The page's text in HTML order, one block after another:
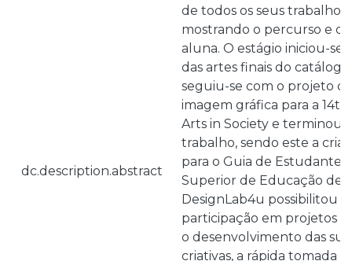
dc.description.abstract
de todos os seus trabalhos
mostrando o percurso e o
aluna. O estágio iniciou-se
das artes finais do
seguiu-se com o projeto
imagem gráfica para a
Arts in Society e terminou
trabalho, sendo este a
para o Guia de Estudante
Superior de Educação de
DesignLab4u possibilitou à
participação em projetos
o desenvolvimento das
criativas, a rápida tomada